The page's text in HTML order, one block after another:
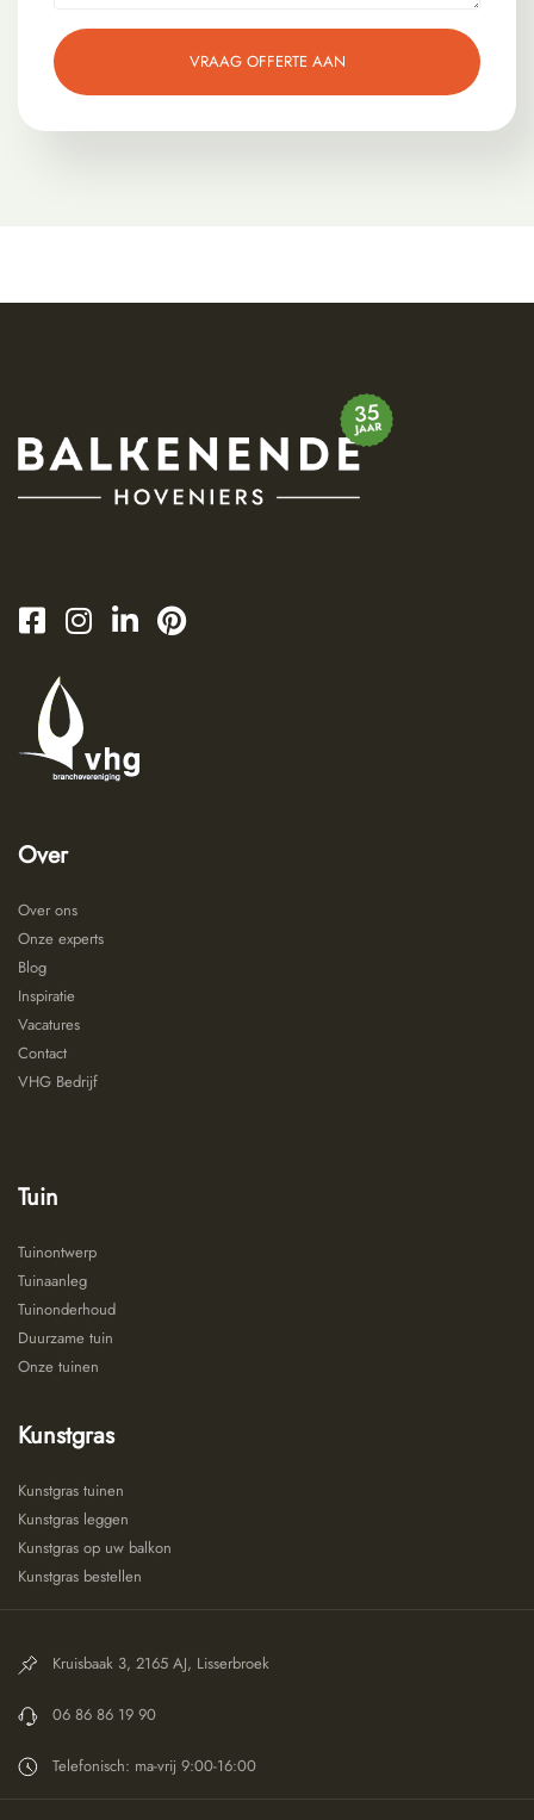
VRAAG OFFERTE AAN
Over
Over ons
Onze experts
Blog
Inspiratie
Vacatures
Contact
VHG Bedrijf
Tuin
Tuinontwerp
Tuinaanleg
Tuinonderhoud
Duurzame tuin
Onze tuinen
Kunstgras
Kunstgras tuinen
Kunstgras leggen
Kunstgras op uw balkon
Kunstgras bestellen
Kruisbaak 3, 2165 AJ, Lisserbroek
06 86 86 19 90
Telefonisch: ma-vrij 9:00-16:00